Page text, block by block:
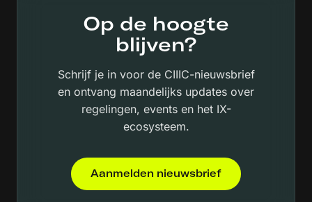
Op de hoogte
blijven?
Schrijf je in voor de CIIIC-nieuwsbrief
en ontvang maandelijks updates over
regelingen, events en het IX-
ecosysteem.
Aanmelden nieuwsbrief